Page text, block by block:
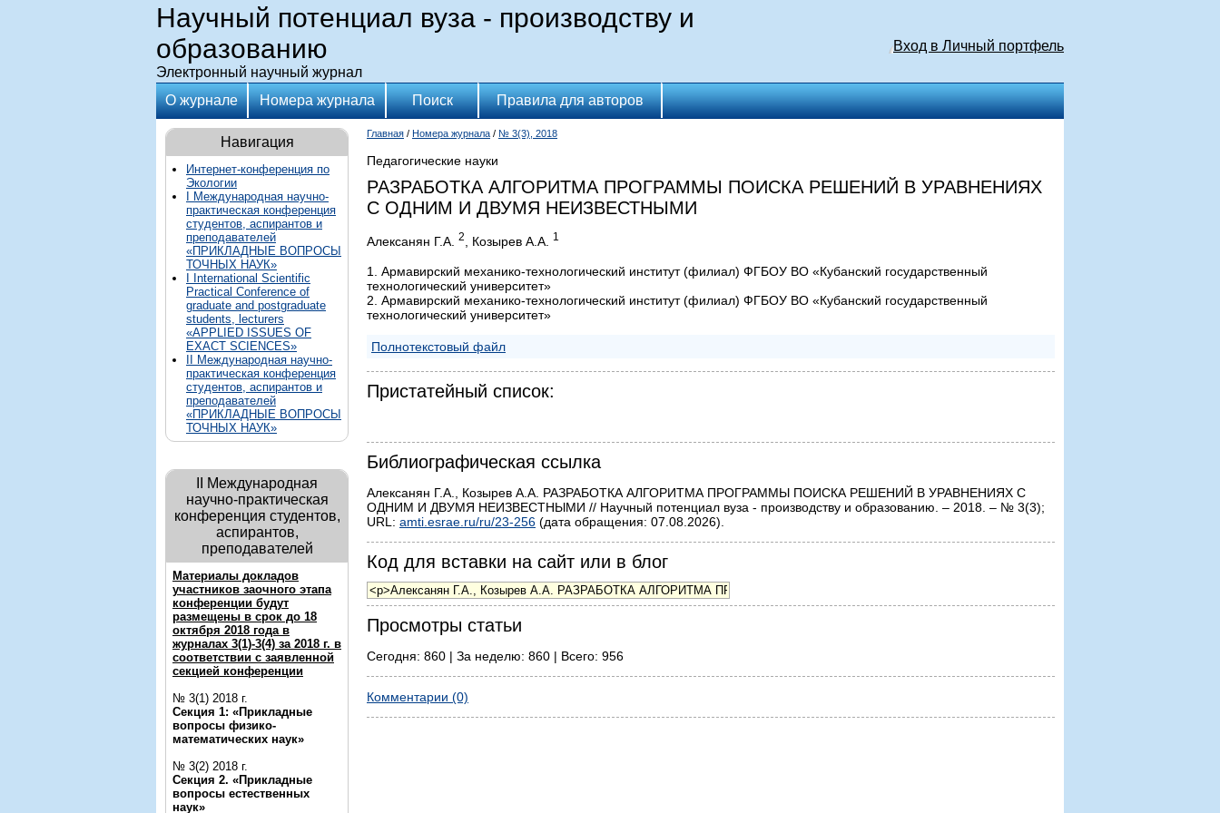
Научный потенциал вуза - производству и
образованию
Электронный научный журнал
Вход в Личный портфель
О журнале Номера журнала Поиск Правила для авторов
Навигация
Интернет-конференция по
Экологии
I Международная научно-
практическая конференция
студентов, аспирантов и
преподавателей
«ПРИКЛАДНЫЕ ВОПРОСЫ
ТОЧНЫХ НАУК»
I International Scientific
Practical Conference of
graduate and postgraduate
students, lecturers
«APPLIED ISSUES OF
EXACT SCIENCES»
II Международная научно-
практическая конференция
студентов, аспирантов и
преподавателей
«ПРИКЛАДНЫЕ ВОПРОСЫ
ТОЧНЫХ НАУК»
II Международная
научно-практическая
конференция студентов,
аспирантов,
преподавателей
Материалы докладов
участников заочного этапа
конференции будут
размещены в срок до 18
октября 2018 года в
журналах 3(1)-3(4) за 2018 г. в
соответствии с заявленной
секцией конференции
№ 3(1) 2018 г.
Секция 1: «Прикладные
вопросы физико-
математических наук»
№ 3(2) 2018 г.
Секция 2. «Прикладные
вопросы естественных
наук»
Главная / Номера журнала / № 3(3), 2018
Педагогические науки
РАЗРАБОТКА АЛГОРИТМА ПРОГРАММЫ ПОИСКА РЕШЕНИЙ В УРАВНЕНИЯХ
С ОДНИМ И ДВУМЯ НЕИЗВЕСТНЫМИ
Алексанян Г.А. 2 , Козырев А.А. 1
1. Армавирский механико-технологический институт (филиал) ФГБОУ ВО «Кубанский государственный
технологический университет»
2. Армавирский механико-технологический институт (филиал) ФГБОУ ВО «Кубанский государственный
технологический университет»
Полнотекстовый файл
Пристатейный список:
Библиографическая ссылка
Алексанян Г.А., Козырев А.А. РАЗРАБОТКА АЛГОРИТМА ПРОГРАММЫ ПОИСКА РЕШЕНИЙ В УРАВНЕНИЯХ С
ОДНИМ И ДВУМЯ НЕИЗВЕСТНЫМИ // Научный потенциал вуза - производству и образованию. – 2018. – № 3(3);
URL: amti.esrae.ru/ru/23-256 (дата обращения: 07.08.2026).
Код для вставки на сайт или в блог
Просмотры статьи
Сегодня: 860 | За неделю: 860 | Всего: 956
Комментарии (0)